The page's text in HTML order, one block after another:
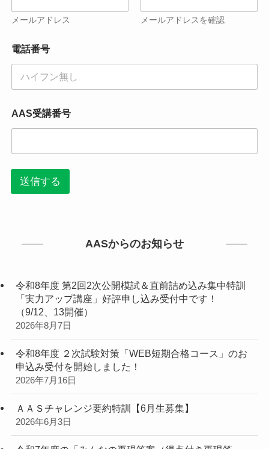
メールアドレス メールアドレスを確認
電話番号
AAS受講番号
送信する
AASからのお知らせ
令和8年度 第2回2次公開模試＆直前詰め込み集中特訓
「実力アップ講座」好評申し込み受付中です！
（9/12、13開催）
2026年8月7日
令和8年度 ２次試験対策「WEB短期合格コース」のお
申込み受付を開始しました！
2026年7月16日
ＡＡＳチャレンジ要約特訓【6月生募集】
2026年6月3日